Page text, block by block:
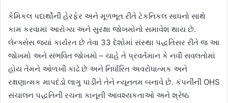
કેમિકલ પદાર્થોની હેરફેર અને મૂળભૂત રીતે ટેકનિકલ સાધનો સાથે
કામ કરવામાં આરોગ્ય અને સુરક્ષા જોખમોનો સમાવેશ થાય છે.
લેન્ક્સેસ જ્યાં કાર્યરત છે તેવા 33 દેશોમાં સંસ્થા પદ્ધતિસર રીતે જ આ
જોખમો અને સંભવિત જોખમો – ચાહે તે પ્રવર્તમાન કે નવી સવલતોમાં
હોય તેમને ઓળખી કાઢે છે અને નિર્ધારિત અવરોધાત્મક અને
રક્ષણાત્મક માપદંડો લાગુ પાડીને તેને ન્યૂનતમ બનાવે છે. કંપનીની OHS
સંચાલન પદ્ધતિની રચના કાનૂની આવશ્યકતાઓ અને શ્રેષ્ઠ